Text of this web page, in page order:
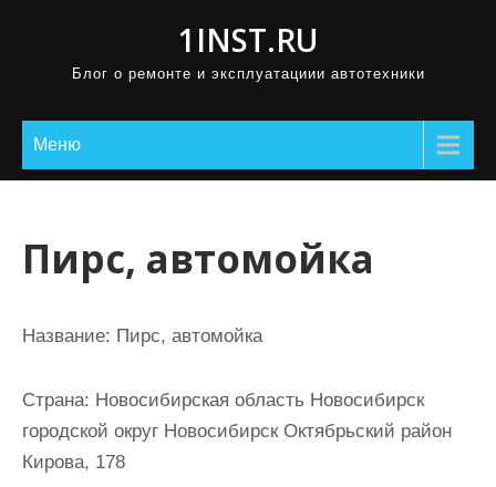
1INST.RU
Блог о ремонте и эксплуатациии автотехники
Меню
Пирс, автомойка
Название: Пирс, автомойка
Страна: Новосибирская область Новосибирск
городской округ Новосибирск Октябрьский район
Кирова, 178